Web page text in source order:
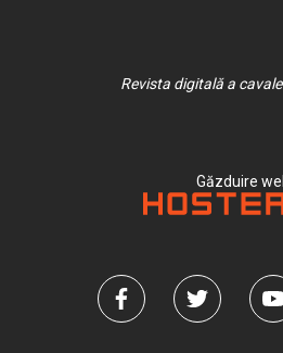
Revista digitală a
Găzduire